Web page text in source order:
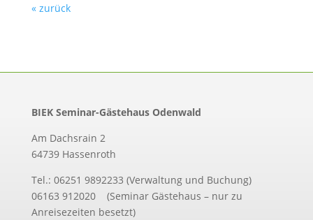
« zurück
BIEK Seminar-Gästehaus Odenwald
Am Dachsrain 2
64739 Hassenroth
Tel.: 06251 9892233 (Verwaltung und Buchung)
06163 912020 (Seminar Gästehaus – nur zu
Anreisezeiten besetzt)